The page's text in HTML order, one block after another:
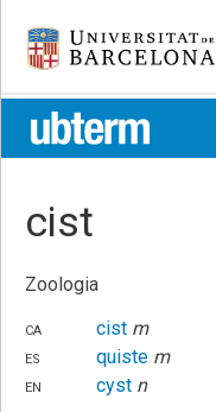
content
Universitat de Barcelona
UB > UBTERM
cist
Zoologia
ca
cist m
es
quiste m
en
cyst n